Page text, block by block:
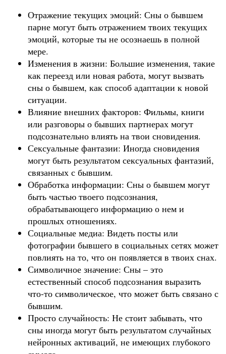
Отражение текущих эмоций: Сны о бывшем
парне могут быть отражением твоих текущих
эмоций, которые ты не осознаешь в полной
мере.
Изменения в жизни: Большие изменения, такие
как переезд или новая работа, могут вызвать
сны о бывшем, как способ адаптации к новой
ситуации.
Влияние внешних факторов: Фильмы, книги
или разговоры о бывших партнерах могут
подсознательно влиять на твои сновидения.
Сексуальные фантазии: Иногда сновидения
могут быть результатом сексуальных фантазий,
связанных с бывшим.
Обработка информации: Сны о бывшем могут
быть частью твоего подсознания,
обрабатывающего информацию о нем и
прошлых отношениях.
Социальные медиа: Видеть посты или
фотографии бывшего в социальных сетях может
повлиять на то, что он появляется в твоих снах.
Символичное значение: Сны – это
естественный способ подсознания выразить
что-то символическое, что может быть связано с
бывшим.
Просто случайность: Не стоит забывать, что
сны иногда могут быть результатом случайных
нейронных активаций, не имеющих глубокого